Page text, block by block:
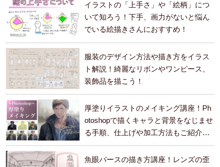
イラストの「上手さ」や「絵柄」につ
いて知ろう！下手、画力がないと悩ん
でいる絵描きさんにおすすめ！
服装のデザイン方法や描き方をイラス
ト解説！綺麗なリボンやワンピース、
装飾品を描こう！
厚塗りイラストのメイキング講座！Ph
otoshopで描くキャラと背景をなじませ
る手順、仕上げや加工方法もご紹介し
ます。
魚眼パースの描き方講座！レンズの歪